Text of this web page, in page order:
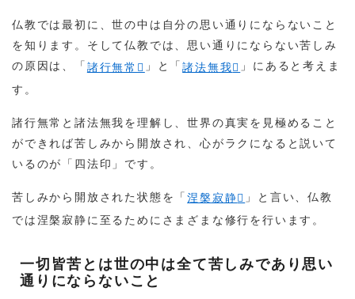
仏教では最初に、世の中は自分の思い通りにならないこと
を知ります。そして仏教では、思い通りにならない苦しみ
の原因は、「諸行無常 」と「諸法無我
」にあると考えま
す。
諸行無常と諸法無我を理解し、世界の真実を見極めること
ができれば苦しみから開放され、心がラクになると説いて
いるのが「四法印」です。
苦しみから開放された状態を「涅槃寂静
」と言い、仏教
では涅槃寂静に至るためにさまざまな修行を行います。
一切皆苦とは世の中は全て苦しみであり思い
通りにならないこと